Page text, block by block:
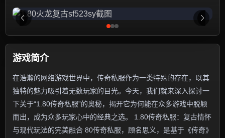
游戏简介
在浩瀚的网络游戏世界中，传奇私服作为一类特殊的存在，以其
独特的魅力吸引着无数玩家的目光。今天，我们就来深入探讨一
下关于“1.80传奇私服”的奥秘，揭开它为何能在众多游戏中脱颖
而出，成为众多玩家心中的经典之选。 1.80传奇私服：复古情怀
与现代玩法的完美融合 80传奇私服，顾名思义，是基于《传奇》